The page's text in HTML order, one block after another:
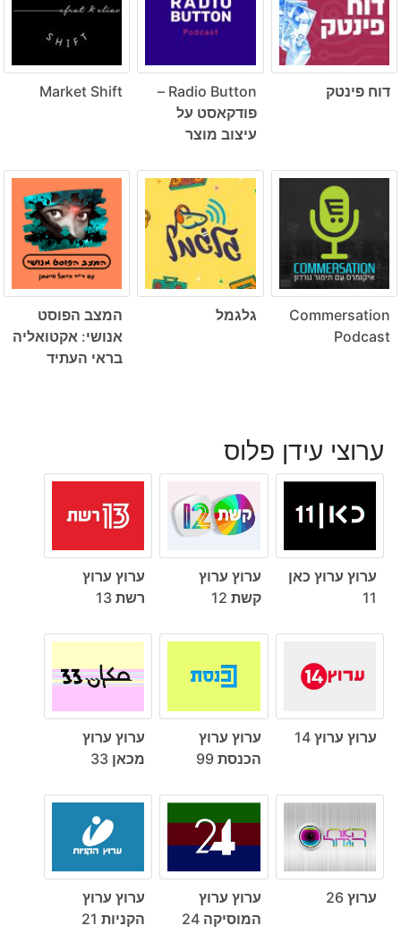
דוח פינטק
Radio Button –
פודקאסט על
עיצוב מוצר
Market Shift
Commersation
Podcast
גלגמל
המצב הפוסט
אנושי: אקטואליה
בראי העתיד
ערוצי עידן פלוס
ערוץ ערוץ כאן
11
ערוץ ערוץ
קשת 12
ערוץ ערוץ
רשת 13
ערוץ ערוץ 14
ערוץ ערוץ
הכנסת 99
ערוץ ערוץ
מכאן 33
ערוץ 26
ערוץ ערוץ
המוסיקה 24
ערוץ ערוץ
הקניות 21